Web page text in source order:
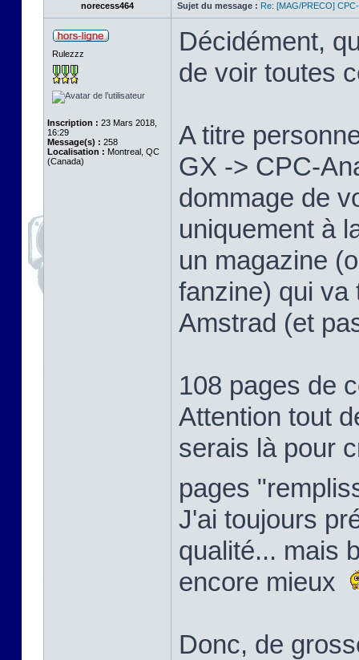
norecess464 Sujet du message : Re: [MAG/PRECO]
Rulezzz
Inscription : 23 Mars 2018,
16:29
Message(s) : 258
Localisation : Montreal, QC
(Canada)
Décidément,
de voir toutes
A titre
GX -> CPC-
dommage de
uniquement à
un magazine
fanzine) qui va
Amstrad (et
108 pages de
Attention tout
serais là pour
pages
J'ai toujours
qualité... mais
encore mieux
Donc, de